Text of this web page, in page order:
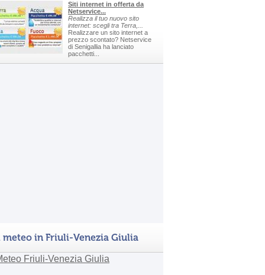
Siti internet in offerta da
Netservice...
Realizza il tuo nuovo sito
internet: scegli tra Terra,...
Realizzare un sito internet a
prezzo scontato? Netservice
di Senigallia ha lanciato
pacchetti...
meteo in Friuli-Venezia Giulia